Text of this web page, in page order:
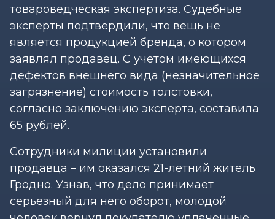
товароведческая экспертиза. Судебные
эксперты подтвердили, что вещь не
является продукцией бренда, о котором
заявлял продавец. С учетом имеющихся
дефектов внешнего вида (незначительное
загрязнение) стоимость толстовки,
согласно заключению эксперта, составила
65 рублей.
Сотрудники милиции установили
продавца – им оказался 21-летний житель
Гродно. Узнав, что дело принимает
серьезный для него оборот, молодой